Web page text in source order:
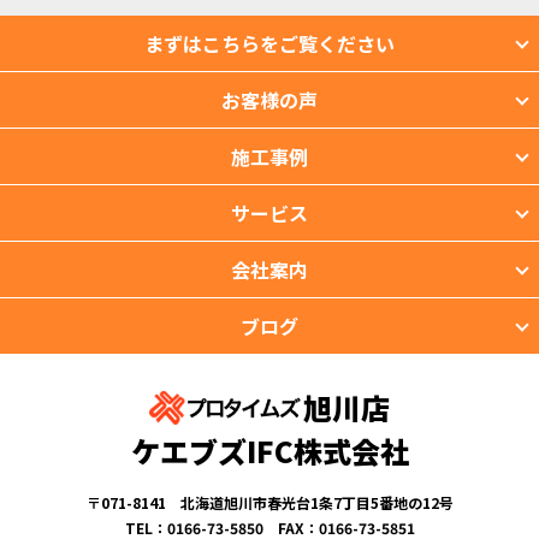
まずはこちらをご覧ください
お客様の声
施工事例
サービス
会社案内
ブログ
旭川店
ケエブズIFC株式会社
〒071-8141 北海道旭川市春光台1条7丁目5番地の12号
TEL：0166-73-5850 FAX：0166-73-5851